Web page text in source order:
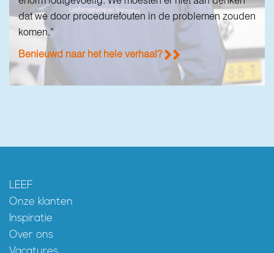
dat we door procedurefouten in de problemen zouden
komen.”
Benieuwd naar het hele verhaal?
Benieuwd naar het hele verhaal?
dat we door procedurefouten in de problemen zouden
komen.”
Benieuwd naar het hele verhaal?
Benieuwd naar het hele verhaal?
LEEF
Onze klanten
Inspiratie
Over ons